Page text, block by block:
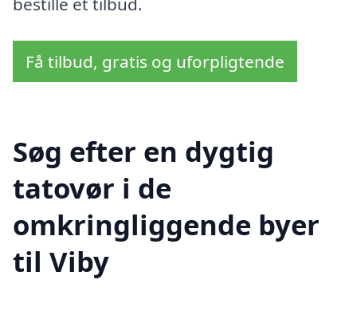
Få tilbud, gratis og uforpligtende
Søg efter en dygtig
tatovør i de
omkringliggende byer
til Viby